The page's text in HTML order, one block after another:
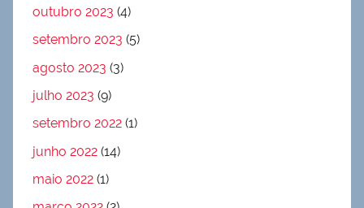
outubro 2023 (4)
setembro 2023 (5)
agosto 2023 (3)
julho 2023 (9)
setembro 2022 (1)
junho 2022 (14)
maio 2022 (1)